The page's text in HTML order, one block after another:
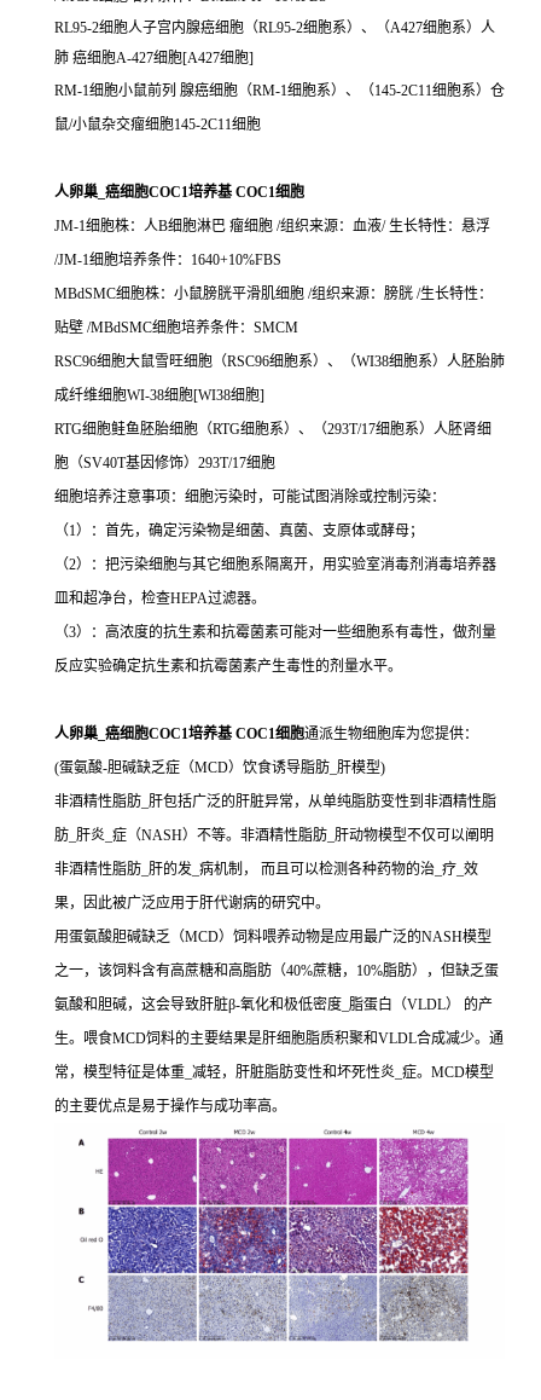
RL95-2细胞人子宫内腺癌细胞（RL95-2细胞系）、（A427细胞系）人
肺 癌细胞A-427细胞[A427细胞]
RM-1细胞小鼠前列 腺癌细胞（RM-1细胞系）、（145-2C11细胞系）仓
鼠/小鼠杂交瘤细胞145-2C11细胞
人卵巢_癌细胞COC1培养基 COC1细胞
JM-1细胞株：人B细胞淋巴 瘤细胞 /组织来源：血液/ 生长特性：悬浮
/JM-1细胞培养条件：1640+10%FBS
MBdSMC细胞株：小鼠膀胱平滑肌细胞 /组织来源：膀胱 /生长特性：
贴壁 /MBdSMC细胞培养条件：SMCM
RSC96细胞大鼠雪旺细胞（RSC96细胞系）、（WI38细胞系）人胚胎肺
成纤维细胞WI-38细胞[WI38细胞]
RTG细胞鲑鱼胚胎细胞（RTG细胞系）、（293T/17细胞系）人胚肾细
胞（SV40T基因修饰）293T/17细胞
细胞培养注意事项：细胞污染时，可能试图消除或控制污染：
（1）：首先，确定污染物是细菌、真菌、支原体或酵母；
（2）：把污染细胞与其它细胞系隔离开，用实验室消毒剂消毒培养器
皿和超净台，检查HEPA过滤器。
（3）：高浓度的抗生素和抗霉菌素可能对一些细胞系有毒性，做剂量
反应实验确定抗生素和抗霉菌素产生毒性的剂量水平。
人卵巢_癌细胞COC1培养基 COC1细胞通派生物细胞库为您提供：
(蛋氨酸-胆碱缺乏症（MCD）饮食诱导脂肪_肝模型)
非酒精性脂肪_肝包括广泛的肝脏异常，从单纯脂肪变性到非酒精性脂
肪_肝炎_症（NASH）不等。非酒精性脂肪_肝动物模型不仅可以阐明
非酒精性脂肪_肝的发_病机制， 而且可以检测各种药物的治_疗_效
果，因此被广泛应用于肝代谢病的研究中。
用蛋氨酸胆碱缺乏（MCD）饲料喂养动物是应用最广泛的NASH模型
之一，该饲料含有高蔗糖和高脂肪（40%蔗糖，10%脂肪），但缺乏蛋
氨酸和胆碱，这会导致肝脏β-氧化和极低密度_脂蛋白（VLDL） 的产
生。喂食MCD饲料的主要结果是肝细胞脂质积聚和VLDL合成减少。通
常，模型特征是体重_减轻，肝脏脂肪变性和坏死性炎_症。MCD模型
的主要优点是易于操作与成功率高。